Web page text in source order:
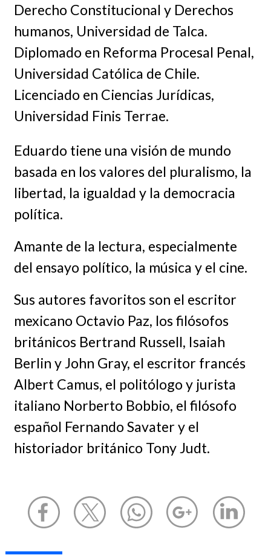
Derecho Constitucional y Derechos
humanos, Universidad de Talca.
Diplomado en Reforma Procesal Penal,
Universidad Católica de Chile.
Licenciado en Ciencias Jurídicas,
Universidad Finis Terrae.
Eduardo tiene una visión de mundo
basada en los valores del pluralismo, la
libertad, la igualdad y la democracia
política.
Amante de la lectura, especialmente
del ensayo político, la música y el cine.
Sus autores favoritos son el escritor
mexicano Octavio Paz, los filósofos
británicos Bertrand Russell, Isaiah
Berlin y John Gray, el escritor francés
Albert Camus, el politólogo y jurista
italiano Norberto Bobbio, el filósofo
español Fernando Savater y el
historiador británico Tony Judt.